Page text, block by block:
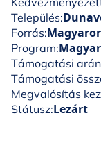
Település:
Forrás:
Program:
Támogatási
Támogatási
Megvalósítás
Státusz:Lezárt